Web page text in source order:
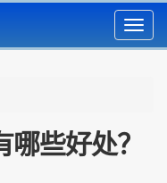
些好处？